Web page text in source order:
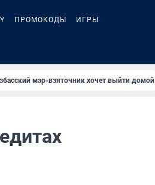
ПРОМОКОДЫ ИГРЫ
мэр-взяточник хочет выйти домой